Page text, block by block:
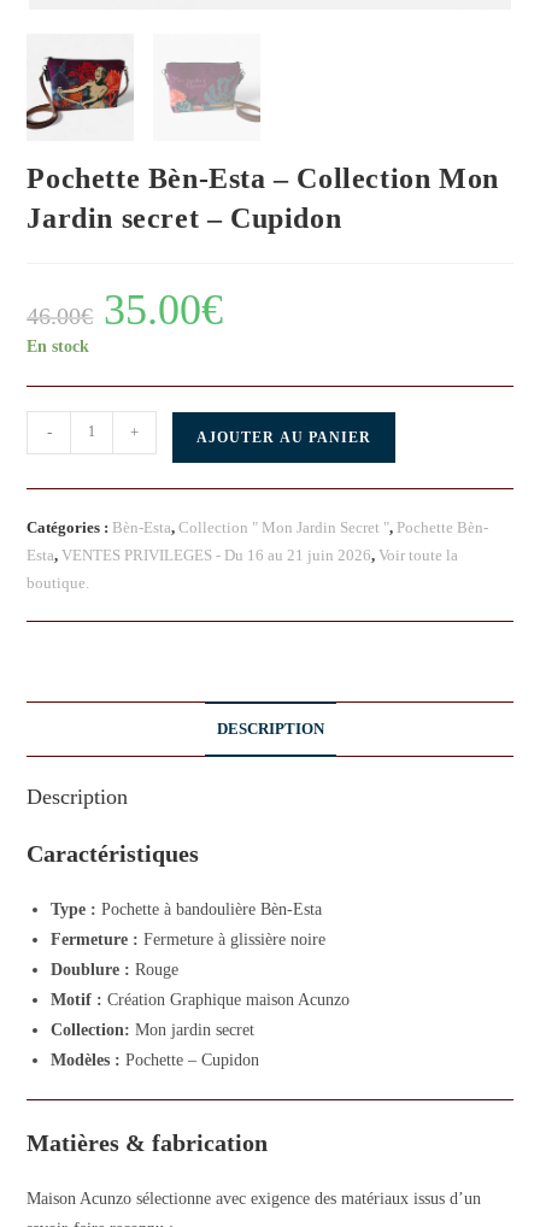
Pochette Bèn-Esta – Collection Mon
Jardin secret – Cupidon
46.00€ 35.00€
En stock
- + AJOUTER AU PANIER
Catégories : Bèn-Esta,Collection " Mon Jardin Secret ", Pochette Bèn-
Esta,VENTES PRIVILEGES - Du 16 au 21 juin 2026,Voir toute la
boutique.
DESCRIPTION
Description
Caractéristiques
Type : Pochette à bandoulière Bèn-Esta
Fermeture : Fermeture à glissière noire
Doublure : Rouge
Motif : Création Graphique maison Acunzo
Collection: Mon jardin secret
Modèles : Pochette – Cupidon
Matières & fabrication
Maison Acunzo sélectionne avec exigence des matériaux issus d’un